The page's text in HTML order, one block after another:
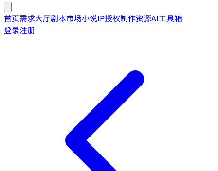
首页需求大厅剧本市场小说IP授权制作资源AI工具箱
登录注册